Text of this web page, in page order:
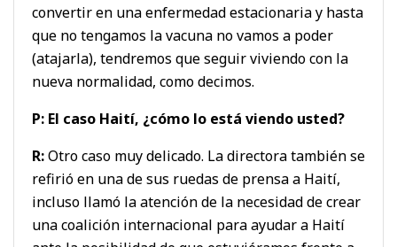
convertir en una enfermedad estacionaria y hasta
que no tengamos la vacuna no vamos a poder
(atajarla), tendremos que seguir viviendo con la
nueva normalidad, como decimos.
P: El caso Haití, ¿cómo lo está viendo usted?
R:Otro caso muy delicado. La directora también se
refirió en una de sus ruedas de prensa a Haití,
incluso llamó la atención de la necesidad de crear
una coalición internacional para ayudar a Haití